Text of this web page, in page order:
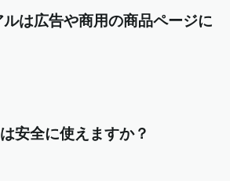
は広告や商用の商品ページに
安全に使えますか？